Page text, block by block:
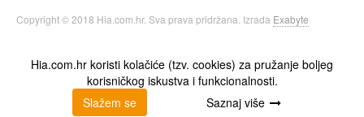
Copyright © 2018 Hia.com.hr. Sva prava pridržana. Izrada Exabyte
Hia.com.hr koristi kolačiće (tzv. cookies) za pružanje boljeg
korisničkog iskustva i funkcionalnosti.
Slažem se
Saznaj više